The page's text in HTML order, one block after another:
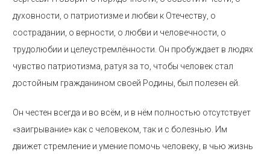
духовности, о патриотизме и любви к Отечеству, о
сострадании, о верности, о любви и человечности, о
трудолюбии и целеустремлённости. Он пробуждает в людях
чувство патриотизма, ратуя за то, чтобы человек стал
достойным гражданином своей Родины, был полезен ей.
Он честен всегда и во всём, и в нём полностью отсутствует
«заигрывание» как с человеком, так и с болезнью. Им
движет стремление и умение помочь человеку, в чью жизнь